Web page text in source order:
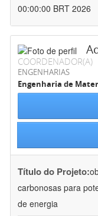
00:00:00 BRT 2026
COORDENADOR(A)
ENGENHARIAS
Engenharia de
Título do Projeto:
carbonosas para
de energia